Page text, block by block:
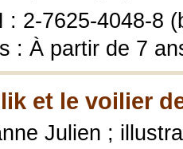
: 2-7625-4048-8
: À partir de 7
et le voilier
Julien ;